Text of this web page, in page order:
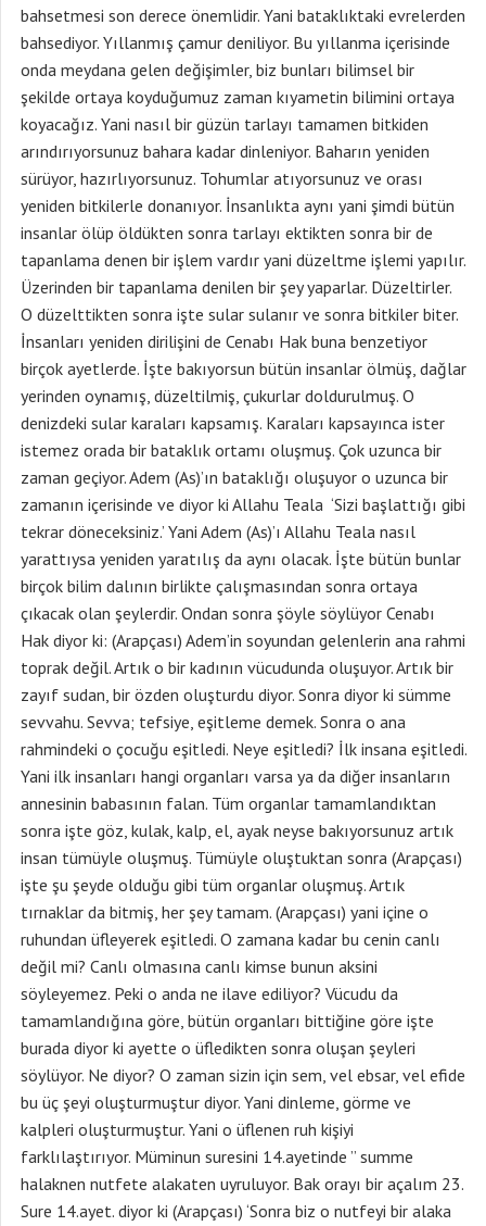
bahsetmesi son derece önemlidir. Yani bataklıktaki evrelerden
bahsediyor. Yıllanmış çamur deniliyor. Bu yıllanma içerisinde
onda meydana gelen değişimler, biz bunları bilimsel bir
şekilde ortaya koyduğumuz zaman kıyametin bilimini ortaya
koyacağız. Yani nasıl bir güzün tarlayı tamamen bitkiden
arındırıyorsunuz bahara kadar dinleniyor. Baharın yeniden
sürüyor, hazırlıyorsunuz. Tohumlar atıyorsunuz ve orası
yeniden bitkilerle donanıyor. İnsanlıkta aynı yani şimdi bütün
insanlar ölüp öldükten sonra tarlayı ektikten sonra bir de
tapanlama denen bir işlem vardır yani düzeltme işlemi yapılır.
Üzerinden bir tapanlama denilen bir şey yaparlar. Düzeltirler.
O düzelttikten sonra işte sular sulanır ve sonra bitkiler biter.
İnsanları yeniden dirilişini de Cenabı Hak buna benzetiyor
birçok ayetlerde. İşte bakıyorsun bütün insanlar ölmüş, dağlar
yerinden oynamış, düzeltilmiş, çukurlar doldurulmuş. O
denizdeki sular karaları kapsamış. Karaları kapsayınca ister
istemez orada bir bataklık ortamı oluşmuş. Çok uzunca bir
zaman geçiyor. Adem (As)’ın bataklığı oluşuyor o uzunca bir
zamanın içerisinde ve diyor ki Allahu Teala ‘Sizi başlattığı gibi
tekrar döneceksiniz.’ Yani Adem (As)’ı Allahu Teala nasıl
yarattıysa yeniden yaratılış da aynı olacak. İşte bütün bunlar
birçok bilim dalının birlikte çalışmasından sonra ortaya
çıkacak olan şeylerdir. Ondan sonra şöyle söylüyor Cenabı
Hak diyor ki: (Arapçası) Adem’in soyundan gelenlerin ana rahmi
toprak değil. Artık o bir kadının vücudunda oluşuyor. Artık bir
zayıf sudan, bir özden oluşturdu diyor. Sonra diyor ki sümme
sevvahu. Sevva; tefsiye, eşitleme demek. Sonra o ana
rahmindeki o çocuğu eşitledi. Neye eşitledi? İlk insana eşitledi.
Yani ilk insanları hangi organları varsa ya da diğer insanların
annesinin babasının falan. Tüm organlar tamamlandıktan
sonra işte göz, kulak, kalp, el, ayak neyse bakıyorsunuz artık
insan tümüyle oluşmuş. Tümüyle oluştuktan sonra (Arapçası)
işte şu şeyde olduğu gibi tüm organlar oluşmuş. Artık
tırnaklar da bitmiş, her şey tamam. (Arapçası) yani içine o
ruhundan üfleyerek eşitledi. O zamana kadar bu cenin canlı
değil mi? Canlı olmasına canlı kimse bunun aksini
söyleyemez. Peki o anda ne ilave ediliyor? Vücudu da
tamamlandığına göre, bütün organları bittiğine göre işte
burada diyor ki ayette o üfledikten sonra oluşan şeyleri
söylüyor. Ne diyor? O zaman sizin için sem, vel ebsar, vel efide
bu üç şeyi oluşturmuştur diyor. Yani dinleme, görme ve
kalpleri oluşturmuştur. Yani o üflenen ruh kişiyi
farklılaştırıyor. Müminun suresini 14.ayetinde ” summe
halaknen nutfete alakaten uyruluyor. Bak orayı bir açalım 23.
Sure 14.ayet. diyor ki (Arapçası) ‘Sonra biz o nutfeyi bir alaka